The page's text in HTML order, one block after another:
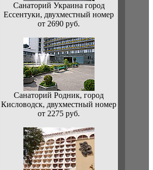
Санаторий Украина город
Ессентуки, двухместный номер
от 2690 руб.
Санаторий Родник, город
Кисловодск, двухместный номер
от 2275 руб.